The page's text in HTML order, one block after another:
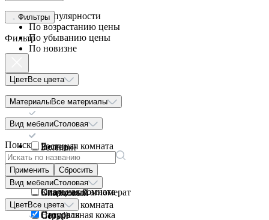
По популярности
По возрастанию цены
По убыванию цены
По новизне
Фильтры
Фильтр
ЦветВсе цвета
Бежевый
Белый
Зеленый
Коричневый
Оливковый
Серый
МатериалыВсе материалы
Букле
Велюр
Замша
Кварцевый агломерат
Натуральная кожа
Вид мебелиСтоловая
Гостиная комната
Кабинет
Спальная комната
Столовая
Поиск
Применить
Сбросить
Вид мебелиСтоловая
Гостиная комната
ЦветВсе цвета